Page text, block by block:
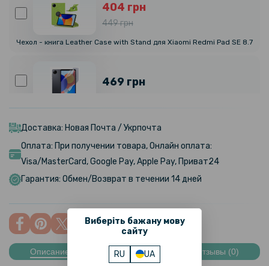
Виберіть бажану мову
сайту
RU UA
404 грн
449 грн
Чехол - книга Leather Case with Stand для Xiaomi Redmi Pad SE 8.7
469 грн
Противоударная гидрогелевая пленка Hydrogel Film для Xiaomi
215 грн
269 грн
Защитное стекло 0.3mm Tempered Glass для планшетов Xiaomi
209 грн
Сетевое зарядное устройство Hoco CS25A 1USB-C / 1USB PD / QC
Доставка: Новая Почта / Укрпочта
Оплата: При получении товара, Онлайн оплата:
Visa/MasterCard, Google Pay, Apple Pay, Приват24
Гарантия: Обмен/Возврат в течении 14 дней
Описание Характеристики Отзывы (0)